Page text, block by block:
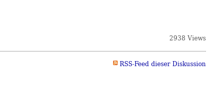
2938 Views
RSS-Feed dieser Diskussion